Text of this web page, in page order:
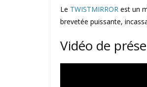
Le TWISTMIRROR est un
brevetée puissante,
Vidéo de